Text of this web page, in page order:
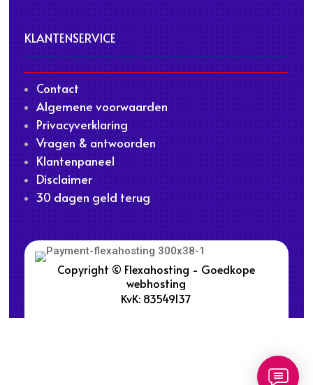
KLANTENSERVICE
Contact
Algemene voorwaarden
Privacyverklaring
Vragen & antwoorden
Klantenpaneel
Disclaimer
30 dagen geld terug
Copyright © Flexahosting - Goedkope
webhosting
KvK: 83549137